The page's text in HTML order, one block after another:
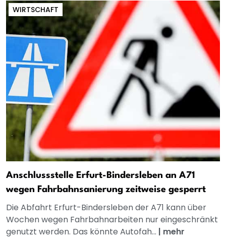
WIRTSCHAFT
Anschlussstelle Erfurt-Bindersleben an A71
wegen Fahrbahnsanierung zeitweise gesperrt
Die Abfahrt Erfurt-Bindersleben der A71 kann über
Wochen wegen Fahrbahnarbeiten nur eingeschränkt
genutzt werden. Das könnte Autofah... | mehr